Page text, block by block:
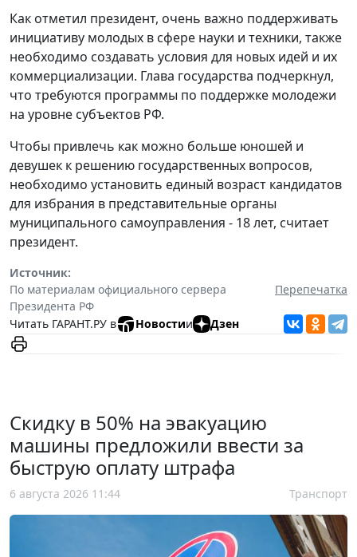
Как отметил президент, очень важно поддерживать
инициативу молодых в сфере науки и техники, также
необходимо создавать условия для новых идей и их
коммерциализации. Глава государства подчеркнул,
что требуются программы по поддержке молодежи
на уровне субъектов РФ.
Чтобы привлечь как можно больше юношей и
девушек к решению государственных вопросов,
необходимо установить единый возраст кандидатов
для избрания в представительные органы
муниципального самоуправления - 18 лет, считает
президент.
Источник:
По материалам официального сервера
Президента РФ
Перепечатка
Читать ГАРАНТ.РУ в Новостии Дзен
Скидку в 50% на эвакуацию
машины предложили ввести за
быструю оплату штрафа
6 августа 2026 11:44 Транспорт